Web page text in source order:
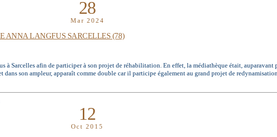
28
Mar 2024
ANNA LANGFUS SARCELLES (78)
à Sarcelles afin de participer à son projet de réhabilitation. En effet, la médiathèque était, auparavant
dans son ampleur, apparaît comme double car il participe également au grand projet de
12
Oct 2015